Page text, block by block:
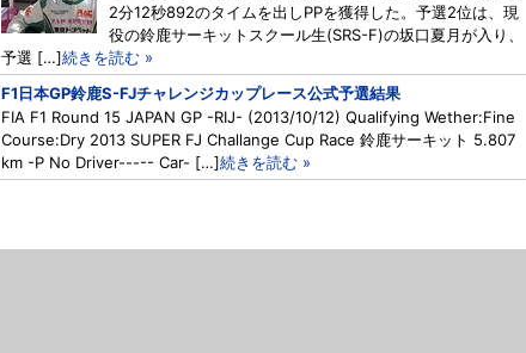
2分12秒892のタイムを出しPPを獲得した。予選2位は、現
役の鈴鹿サーキットスクール生(SRS-F)の坂口夏月が入り、
予選 […]続きを読む »
F1日本GP鈴鹿S-FJチャレンジカップレース公式予選結果
FIA F1 Round 15 JAPAN GP -RIJ- (2013/10/12) Qualifying Wether:Fine
Course:Dry 2013 SUPER FJ Challange Cup Race 鈴鹿サーキット 5.807
km -P No Driver----- Car- […]続きを読む »